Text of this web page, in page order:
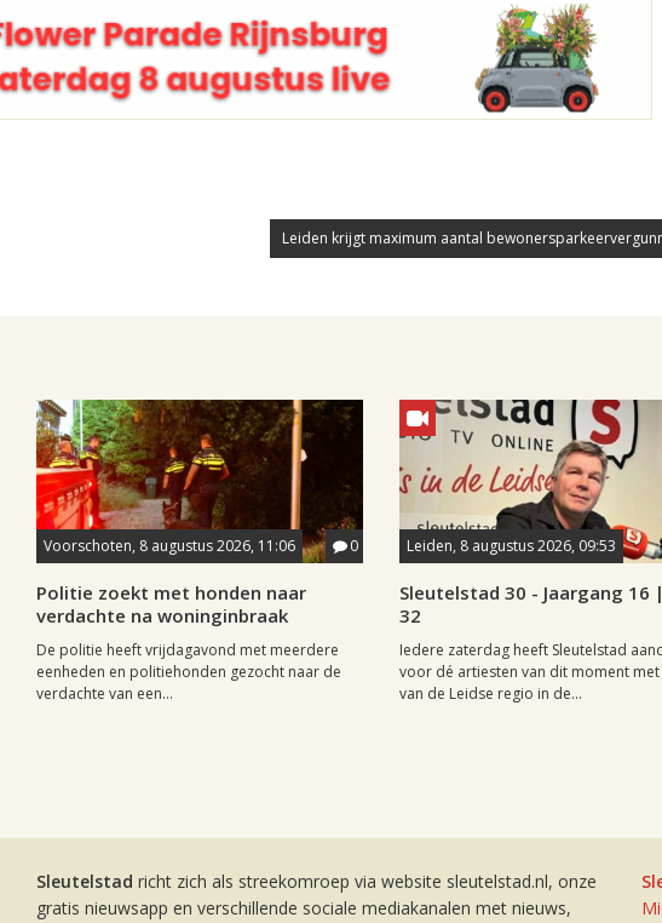
Leiden krijgt maximum aantal
Voorschoten, 8 augustus 2026, 11:06 0
Politie zoekt met honden naar
verdachte na woninginbraak
De politie heeft vrijdagavond met meerdere
eenheden en politiehonden gezocht naar de
verdachte van een...
Leiden, 8 augustus 2026, 09:53
Sleutelstad 30 - Jaargang 16
32
Iedere zaterdag heeft Sleutelstad
voor dé artiesten van dit moment
van de Leidse regio in de...
Sleutelstad richt zich als streekomroep via website sleutelstad.nl, onze
gratis nieuwsapp en verschillende sociale mediakanalen met nieuws,